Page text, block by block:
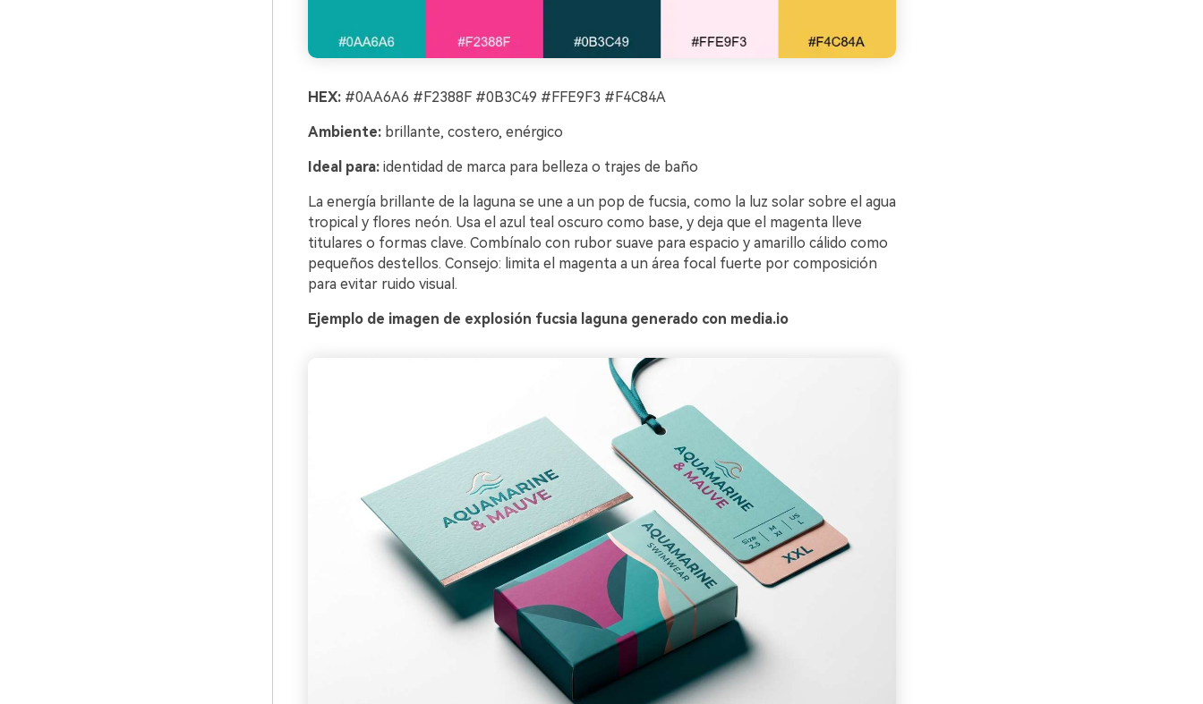
HEX: #0AA6A6 #F2388F #0B3C49 #FFE9F3 #F4C84A
Ambiente: brillante, costero, enérgico
Ideal para: identidad de marca para belleza o trajes de baño
La energía brillante de la laguna se une a un pop de fucsia, como la luz solar sobre el agua
tropical y flores neón. Usa el azul teal oscuro como base, y deja que el magenta lleve
titulares o formas clave. Combínalo con rubor suave para espacio y amarillo cálido como
pequeños destellos. Consejo: limita el magenta a un área focal fuerte por composición
para evitar ruido visual.
Ejemplo de imagen de explosión fucsia laguna generado con media.io